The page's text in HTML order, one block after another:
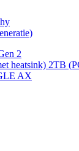
2
heatsink) 2TB
AX